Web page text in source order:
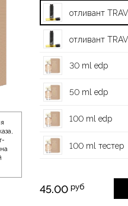
отливант
отливант
30 ml edp
50 ml edp
100 ml edp
100 ml тестер
45.00 руб